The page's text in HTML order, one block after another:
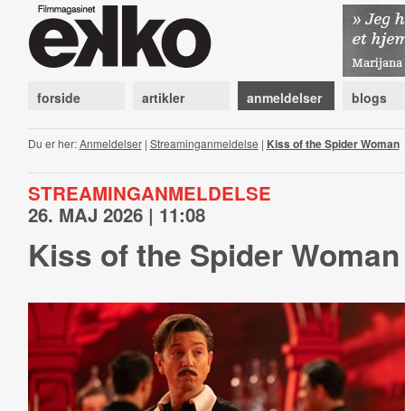
forside artikler anmeldelser blogs
Du er her:Anmeldelser| Streaminganmeldelse | Kiss of the Spider Woman
STREAMINGANMELDELSE
26. MAJ 2026 | 11:08
Kiss of the Spider Woman